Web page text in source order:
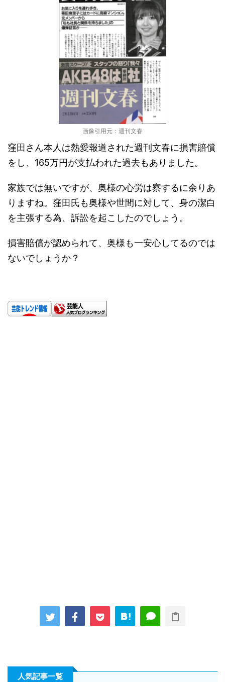
画像引用元：週刊文春
窪田さん本人は熱愛報道された週刊文春に損害賠償
をし、165万円が支払われた過去もありました。
家族では無いですが、奥様の心労は察するに余りあ
りますね。窪田氏も奥様や世間に対して、身の潔白
を主張する為、訴訟を起こしたのでしょう。
損害賠償が認められて、奥様も一安心してるのでは
ないでしょうか？
人気記事一覧